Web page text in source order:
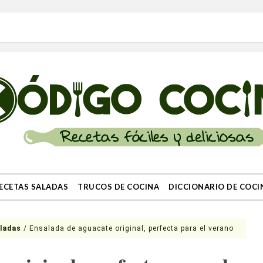
SALADAS TRUCOS DE COCINA DICCIONARIO DE
/ Ensalada de aguacate original, perfecta para el verano